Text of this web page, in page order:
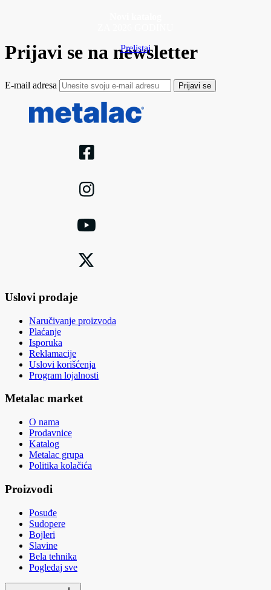
Prelistaj
Prijavi se na newsletter
E-mail adresa Prijavi se
Uslovi prodaje
Naručivanje proizvoda
Plaćanje
Isporuka
Reklamacije
Uslovi korišćenja
Program lojalnosti
Metalac market
O nama
Prodavnice
Katalog
Metalac grupa
Politika kolačića
Proizvodi
Posuđe
Sudopere
Bojleri
Slavine
Bela tehnika
Pogledaj sve